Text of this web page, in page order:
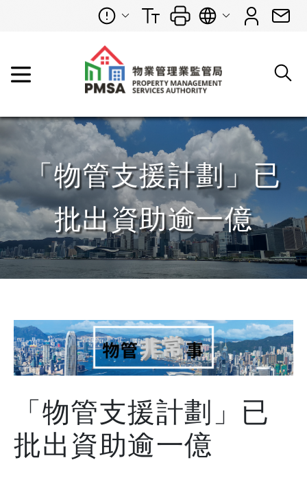
「物管支援計劃」已
批出資助逾一億
「物管支援計劃」已
批出資助逾一億